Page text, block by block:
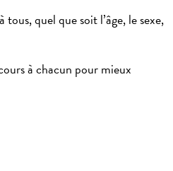
tous, quel que soit l’âge, le sexe,
à chacun pour mieux